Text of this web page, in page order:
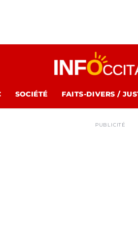
SOCIÉTÉ FAITS-DIVERS /
PUBLICITÉ